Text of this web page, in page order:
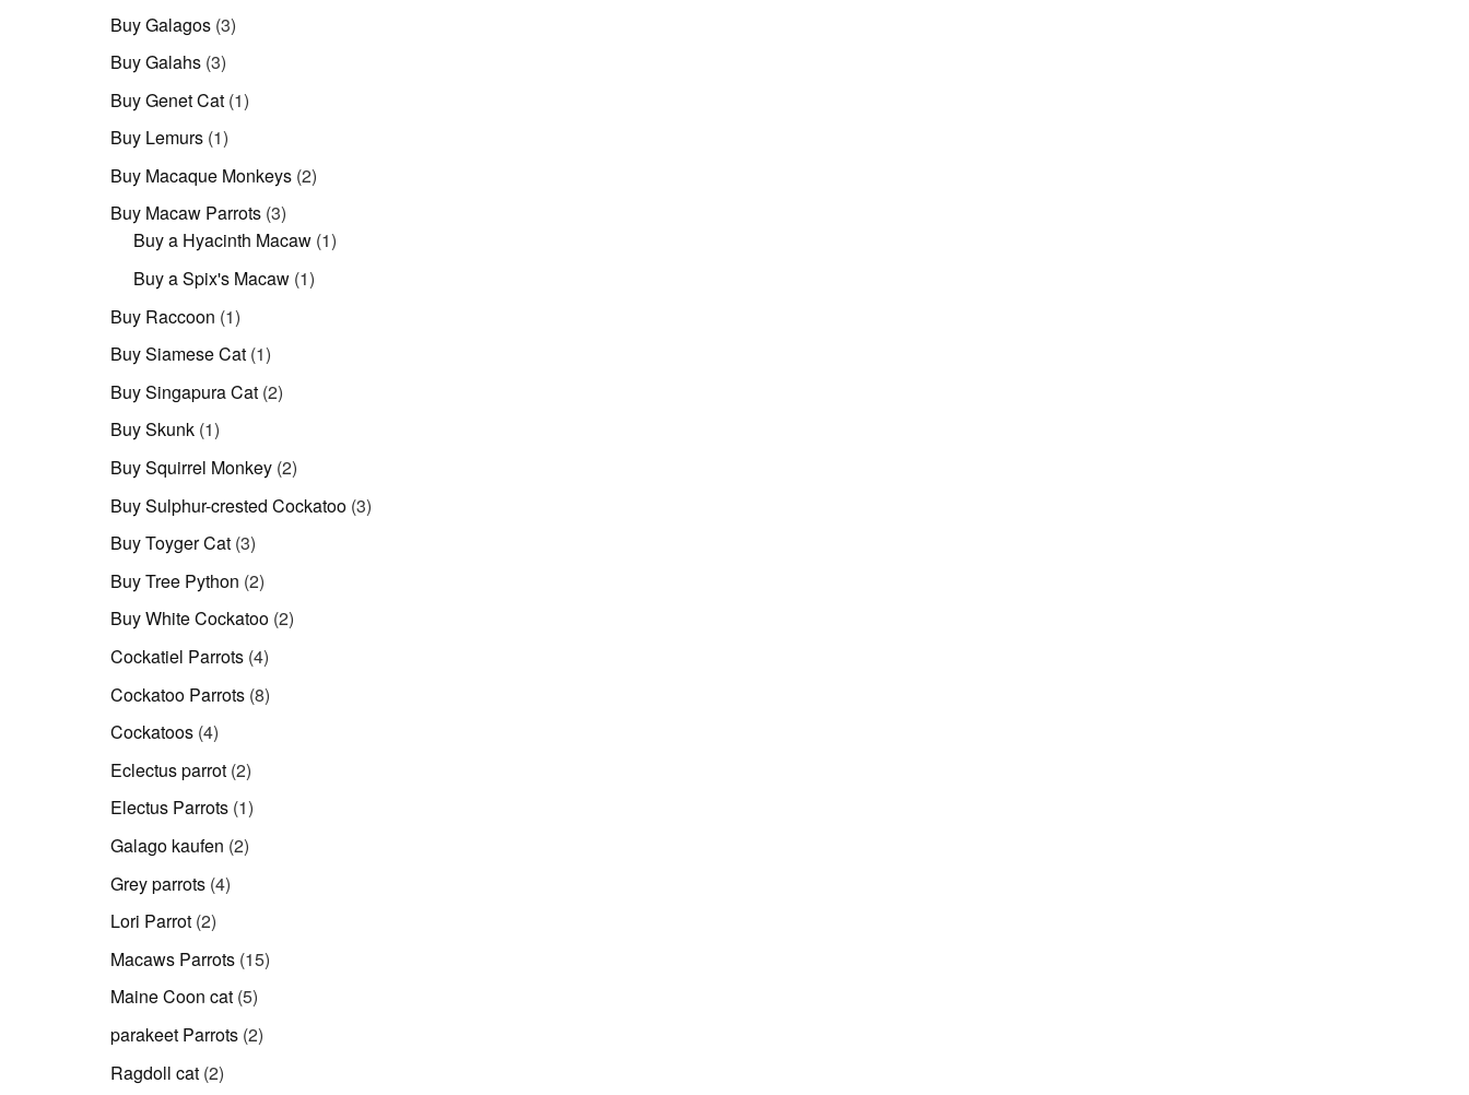
Buy Galagos 33
Buy Galahs 33
Produkte
Buy Genet Cat 11
Buy Lemurs 11
Produkt
Buy Macaque Monkeys 22
Buy Macaw Parrots 33
Produkte
Buy a Hyacinth Macaw 11
Buy a Spix's Macaw 11
Buy Raccoon 11
Produkt
Buy Siamese Cat 11
Produkt
Buy Singapura Cat 22
Buy Skunk 11
Produkt
Buy Squirrel Monkey 22
Produkte
Buy Sulphur-crested Cockatoo 33
Buy Toyger Cat 33
Produkte
Buy Tree Python 22
Produkte
Buy White Cockatoo 22
Cockatiel Parrots 44
Produkte
Cockatoo Parrots 88
Cockatoos 44
Produkte
Eclectus parrot 22
Produkte
Electus Parrots 11
Galago kaufen 22
Grey parrots 44
Lori Parrot 22
Produkte
Macaws Parrots 1515
Maine Coon cat 55
Produkte
parakeet Parrots 22
Ragdoll cat 22